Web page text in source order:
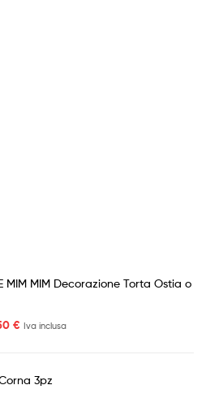
MIM MIM Decorazione Torta Ostia o
€ Fascia
da
Iva inclusa
3pz